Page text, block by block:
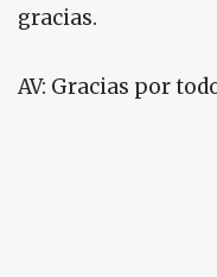
gracias.
AV: Gracias por